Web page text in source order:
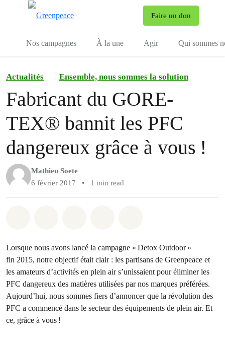
Faire un don
Nos campagnes À la une Agir Qui sommes
Actualités Ensemble, nous sommes la solution
Fabricant du GORE-
TEX® bannit les PFC
dangereux grâce à vous !
Mathieu Soete
6 février 2017
• 1 min read
Lorsque nous avons lancé la campagne « Detox Outdoor »
fin 2015, notre objectif était clair : les partisans de Greenpeace et
les amateurs d’activités en plein air s’unissaient pour éliminer les
PFC dangereux des matières utilisées par nos marques préférées.
Aujourd’hui, nous sommes fiers d’annoncer que la révolution des
PFC a commencé dans le secteur des équipements de plein air. Et
ce, grâce à vous !